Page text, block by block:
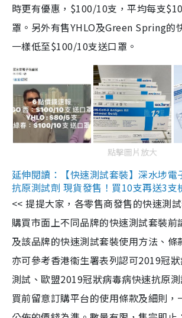
時更有優惠，$100/10支，平均每支
罩。另外有售YHLO及Green Spring的
一樣低至$100/10支送口罩。
點擊圖片放大
延伸閱讀：【快速測試套裝】深水埗電
抗原測試劑 現貨發售！買10支再送3支
<< 提提大家，各零售商發售的快速測
購買市面上不同品牌的快速測試套裝前
及該品牌的快速測試套裝使用方法、條
亦可參考香港衞生署表列認可2019冠
測試、歐盟2019冠狀病毒病快速抗原
買前留意訂購平台的使用條款及細則，